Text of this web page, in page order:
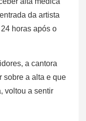
da artista
horas após o
a cantora
sobre a alta e que
voltou a sentir